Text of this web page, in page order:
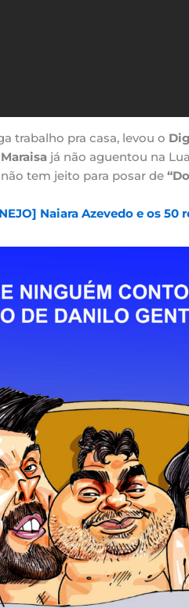
trabalho pra casa, levou o
Maraisajá não aguentou na
tem jeito para posar de
Naiara Azevedo e os 50